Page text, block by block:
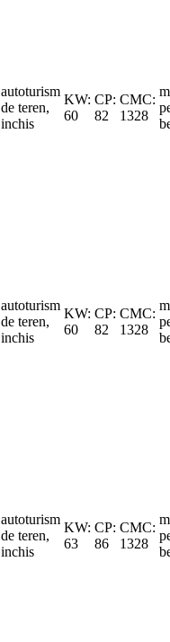
autoturism
de teren,
inchis
KW:
60
CP:
82
CMC:
1328
autoturism
de teren,
inchis
KW:
60
CP:
82
CMC:
1328
autoturism
de teren,
inchis
KW:
63
CP:
86
CMC:
1328